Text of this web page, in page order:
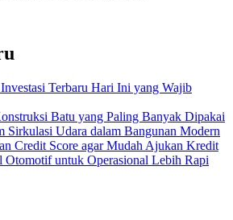
Terbaru Hari Ini yang Wajib
Batu yang Paling Banyak Dipakai
Sirkulasi Udara dalam Bangunan Modern
Credit Score agar Mudah Ajukan Kredit
Otomotif untuk Operasional Lebih Rapi